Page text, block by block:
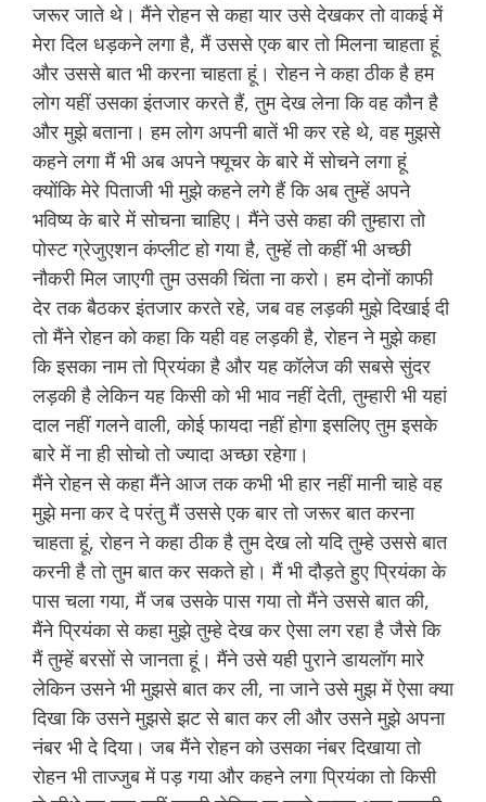
जरूर जाते थे। मैंने रोहन से कहा यार उसे देखकर तो वाकई में
मेरा दिल धड़कने लगा है, मैं उससे एक बार तो मिलना चाहता हूं
और उससे बात भी करना चाहता हूं। रोहन ने कहा ठीक है हम
लोग यहीं उसका इंतजार करते हैं, तुम देख लेना कि वह कौन है
और मुझे बताना। हम लोग अपनी बातें भी कर रहे थे, वह मुझसे
कहने लगा मैं भी अब अपने फ्यूचर के बारे में सोचने लगा हूं
क्योंकि मेरे पिताजी भी मुझे कहने लगे हैं कि अब तुम्हें अपने
भविष्य के बारे में सोचना चाहिए। मैंने उसे कहा की तुम्हारा तो
पोस्ट ग्रेजुएशन कंप्लीट हो गया है, तुम्हें तो कहीं भी अच्छी
नौकरी मिल जाएगी तुम उसकी चिंता ना करो। हम दोनों काफी
देर तक बैठकर इंतजार करते रहे, जब वह लड़की मुझे दिखाई दी
तो मैंने रोहन को कहा कि यही वह लड़की है, रोहन ने मुझे कहा
कि इसका नाम तो प्रियंका है और यह कॉलेज की सबसे सुंदर
लड़की है लेकिन यह किसी को भी भाव नहीं देती, तुम्हारी भी यहां
दाल नहीं गलने वाली, कोई फायदा नहीं होगा इसलिए तुम इसके
बारे में ना ही सोचो तो ज्यादा अच्छा रहेगा।
मैंने रोहन से कहा मैंने आज तक कभी भी हार नहीं मानी चाहे वह
मुझे मना कर दे परंतु मैं उससे एक बार तो जरूर बात करना
चाहता हूं, रोहन ने कहा ठीक है तुम देख लो यदि तुम्हे उससे बात
करनी है तो तुम बात कर सकते हो। मैं भी दौड़ते हुए प्रियंका के
पास चला गया, मैं जब उसके पास गया तो मैंने उससे बात की,
मैंने प्रियंका से कहा मुझे तुम्हे देख कर ऐसा लग रहा है जैसे कि
मैं तुम्हें बरसों से जानता हूं। मैंने उसे यही पुराने डायलॉग मारे
लेकिन उसने भी मुझसे बात कर ली, ना जाने उसे मुझ में ऐसा क्या
दिखा कि उसने मुझसे झट से बात कर ली और उसने मुझे अपना
नंबर भी दे दिया। जब मैंने रोहन को उसका नंबर दिखाया तो
रोहन भी ताज्जुब में पड़ गया और कहने लगा प्रियंका तो किसी